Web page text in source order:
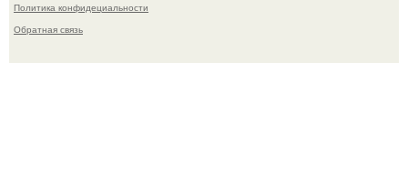
Политика конфидециальности
Обратная связь